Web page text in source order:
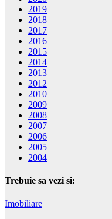
2019
2018
2017
2016
2015
2014
2013
2012
2010
2009
2008
2007
2006
2005
2004
Trebuie sa vezi si:
Imobiliare